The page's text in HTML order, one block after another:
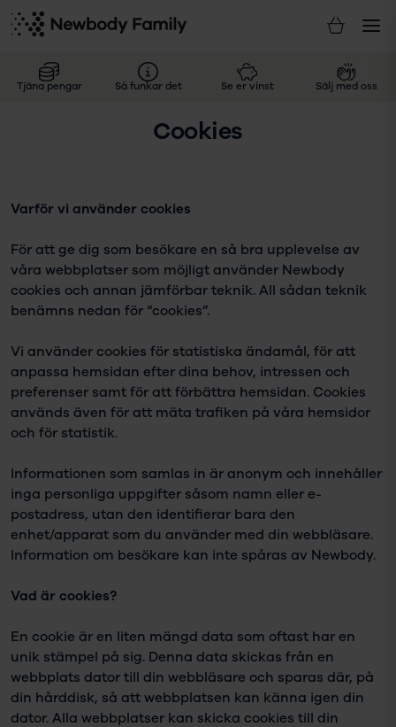
Tjäna pengar Så funkar det Se er vinst Sälj med oss
Cookies
Varför vi använder cookies
För att ge dig som besökare en så bra upplevelse av
våra webbplatser som möjligt använder Newbody
cookies och annan jämförbar teknik. All sådan teknik
benämns nedan för “cookies”.
Vi använder cookies för statistiska ändamål, för att
anpassa hemsidan efter dina behov, intressen och
preferenser samt för att förbättra hemsidan. Cookies
används även för att mäta trafiken på våra hemsidor
och för statistik.
Informationen som samlas in är anonym och innehåller
inga personliga uppgifter såsom namn eller e-
postadress, utan den identifierar bara den
enhet/apparat som du använder med din webbläsare.
Information om besökare kan inte spåras av Newbody.
Vad är cookies?
En cookie är en liten mängd data som oftast har en
unik stämpel på sig. Denna data skickas från en
webbplats dator till din webbläsare och sparas där, på
din hårddisk, så att webbplatsen kan känna igen din
dator. Alla webbplatser kan skicka cookies till din